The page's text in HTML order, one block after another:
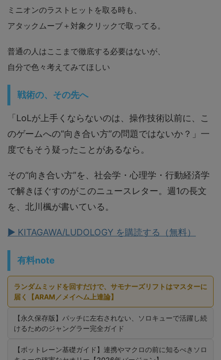
ミニオンのラストヒットを取る時も、
アタックムーブ＋対象クリックで取ってる。
普通の人はここまで徹底する必要はないが、
自分で色々考えてみてほしい
戦術の、その先へ
「LoLが上手くならないのは、操作技術以前に、こ
のゲームへの“向き合い方”の問題ではないか？」一
度でもそう疑ったことがあるなら。
その“向き合い方”を、社会学・心理学・行動経済学
で解きほぐすのがこのニュースレター。週1の長文
を、北川楓が書いている。
▶ KITAGAWA/LUDOLOGY を購読する（無料）
有料note
ランダムミッドを回すだけで、サモナーズリフトはマスターに
届く【ARAM／メイヘム上達論】
【永久保存版】パッチに左右されない、ソロキューで活躍し続
けるためのジャングラー完全ガイド
【ボットレーン基礎ガイド】連携やマクロの前に知るべきソロ